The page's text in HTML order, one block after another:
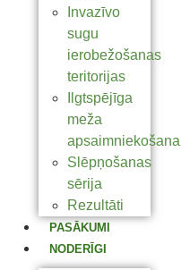
Invazīvo
sugu
ierobežošanas
teritorijas
Ilgtspējīga
meža
apsaimniekošana
Slēpņošanas
sērija
Rezultāti
PASĀKUMI
NODERĪGI